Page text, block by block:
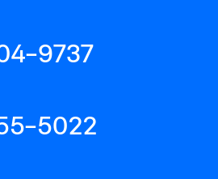
9737
5022